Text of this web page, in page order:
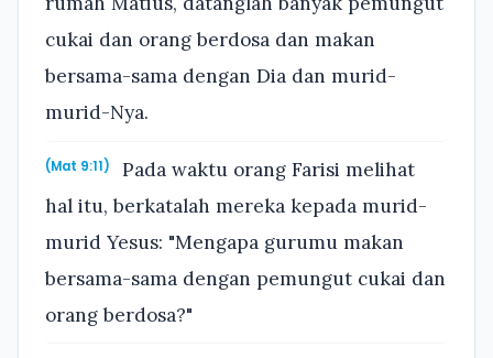
cukai dan orang berdosa dan makan
bersama-sama dengan Dia dan murid-
murid-Nya.
(Mat 9:11)
Pada waktu orang Farisi melihat
hal itu, berkatalah mereka kepada murid-
murid Yesus: "Mengapa gurumu makan
bersama-sama dengan pemungut cukai dan
orang berdosa?"